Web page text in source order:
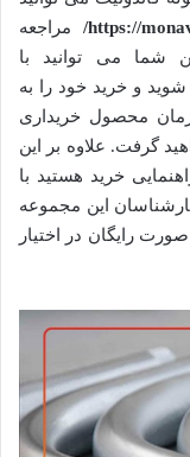
https://
مراجعه
شما می توانید با
و خرید خود را به
زمان محصول خریداری
گرفت. علاوه بر این
خرید هستید با
این مجموعه
رایگان در اختیار